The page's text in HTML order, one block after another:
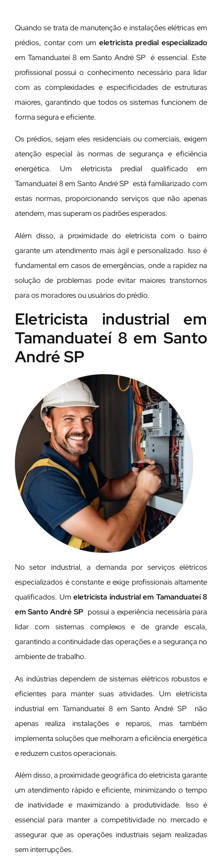
Quando se trata de manutenção e instalações elétricas em
prédios, contar com um eletricista predial especializado
em Tamanduateí 8 em Santo André SP é essencial. Este
profissional possui o conhecimento necessário para lidar
com as complexidades e especificidades de estruturas
maiores, garantindo que todos os sistemas funcionem de
forma segura e eficiente.
Os prédios, sejam eles residenciais ou comerciais, exigem
atenção especial às normas de segurança e eficiência
energética. Um eletricista predial qualificado em
Tamanduateí 8 em Santo André SP está familiarizado com
estas normas, proporcionando serviços que não apenas
atendem, mas superam os padrões esperados.
Além disso, a proximidade do eletricista com o bairro
garante um atendimento mais ágil e personalizado. Isso é
fundamental em casos de emergências, onde a rapidez na
solução de problemas pode evitar maiores transtornos
para os moradores ou usuários do prédio.
Eletricista industrial em
Tamanduateí 8 em Santo
André SP
No setor industrial, a demanda por serviços elétricos
especializados é constante e exige profissionais altamente
qualificados. Um eletricista industrial em Tamanduateí 8
em Santo André SP possui a experiência necessária para
lidar com sistemas complexos e de grande escala,
garantindo a continuidade das operações e a segurança no
ambiente de trabalho.
As indústrias dependem de sistemas elétricos robustos e
eficientes para manter suas atividades. Um eletricista
industrial em Tamanduateí 8 em Santo André SP não
apenas realiza instalações e reparos, mas também
implementa soluções que melhoram a eficiência energética
e reduzem custos operacionais.
Além disso, a proximidade geográfica do eletricista garante
um atendimento rápido e eficiente, minimizando o tempo
de inatividade e maximizando a produtividade. Isso é
essencial para manter a competitividade no mercado e
assegurar que as operações industriais sejam realizadas
sem interrupções.